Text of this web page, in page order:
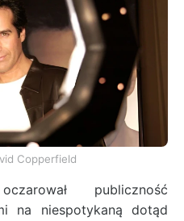
Copperfield
publiczność
na niespotykaną dotąd